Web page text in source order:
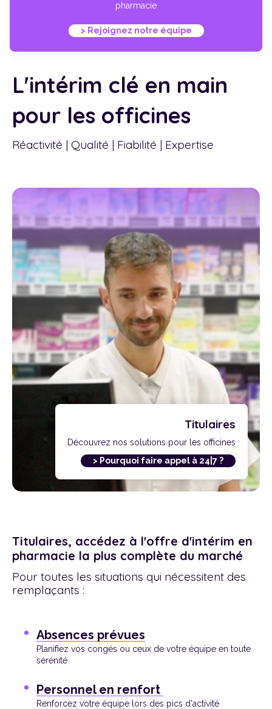
pharmacie
> Rejoignez notre équipe
L'intérim clé en main
pour les officines
Réactivité | Qualité | Fiabilité | Expertise
Titulaires
Découvrez nos solutions pour les officines
> Pourquoi faire appel à 24|7 ?
Titulaires, accédez à l'offre d'intérim en
pharmacie la plus complète du marché
Pour toutes les situations qui nécessitent des
remplaçants :
Absences prévues
Planifiez vos congés ou ceux de votre équipe en toute
sérénité
Personnel en renfort
Renforcez votre équipe lors des pics d'activité